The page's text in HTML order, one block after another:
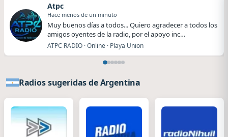
Atpc
Hace menos de un minuto
Muy buenos días a todos... Quiero agradecer a todos los
amigos oyentes de la radio, por el apoyo inc…
ATPC RADIO · Online · Playa Union
Radios sugeridas de Argentina